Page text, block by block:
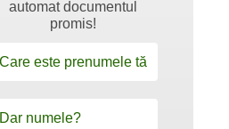
automat documentul
promis!